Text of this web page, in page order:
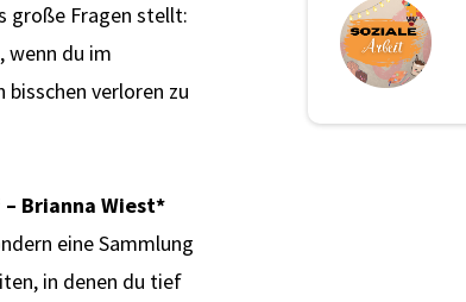
große Fragen stellt:
wenn du im
verloren zu
Brianna Wiest*
eine Sammlung
in denen du tief